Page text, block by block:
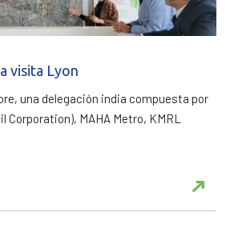
visita Lyon
una delegación india compuesta por
Corporation), MAHA Metro, KMRL